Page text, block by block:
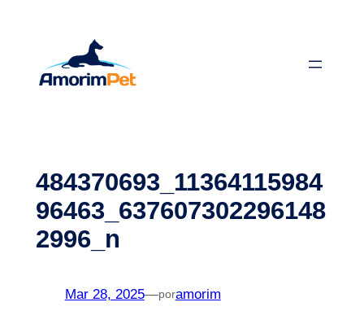
conteúdo
484370693_11364115984
96463_637607302296148
2996_n
Mar 28, 2025—poramorim